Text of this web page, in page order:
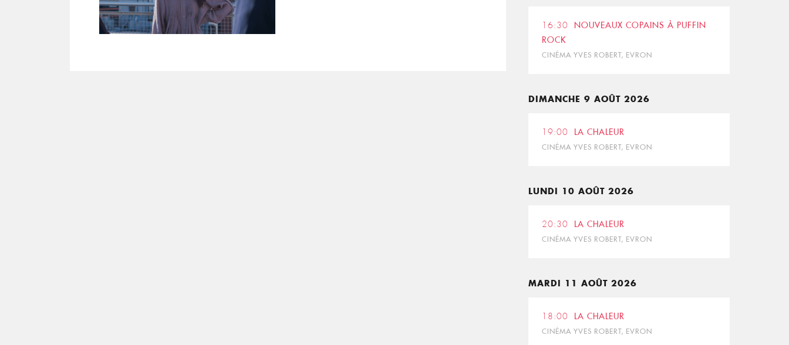
16:30
NOUVEAUX COPAINS À PUFFIN
ROCK
CINÉMA YVES ROBERT, EVRON
DIMANCHE 9 AOÛT 2026
19:00 LA CHALEUR
CINÉMA YVES ROBERT, EVRON
LUNDI 10 AOÛT 2026
20:30 LA CHALEUR
CINÉMA YVES ROBERT, EVRON
MARDI 11 AOÛT 2026
18:00 LA CHALEUR
CINÉMA YVES ROBERT, EVRON